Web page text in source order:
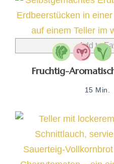
Add to
Fruchtig-
15 Min.